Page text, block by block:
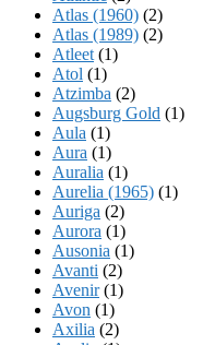
Atlas (1960) (2)
Atlas (1989) (2)
Atleet (1)
Atol (1)
Atzimba (2)
Augsburg Gold (1)
Aula (1)
Aura (1)
Auralia (1)
Aurelia (1965) (1)
Auriga (2)
Aurora (1)
Ausonia (1)
Avanti (2)
Avenir(1)
Avon (1)
Axilia (2)